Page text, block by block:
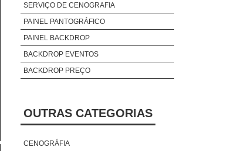
SERVIÇO DE CENOGRAFIA
PAINEL PANTOGRÁFICO
PAINEL BACKDROP
BACKDROP EVENTOS
BACKDROP PREÇO
OUTRAS CATEGORIAS
CENOGRÁFIA